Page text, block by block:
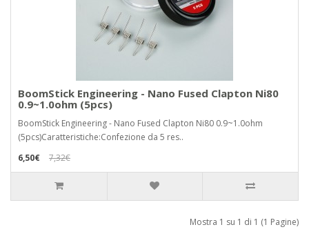
BoomStick Engineering - Nano Fused Clapton Ni80
0.9~1.0ohm (5pcs)
BoomStick Engineering - Nano Fused Clapton Ni80 0.9~1.0ohm
(5pcs)Caratteristiche:Confezione da 5 res..
6,50€
7,32€
Mostra 1 su 1 di 1 (1 Pagine)